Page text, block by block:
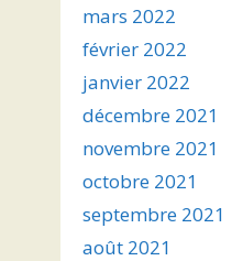
mars 2022
février 2022
janvier 2022
décembre 2021
novembre 2021
octobre 2021
septembre 2021
août 2021